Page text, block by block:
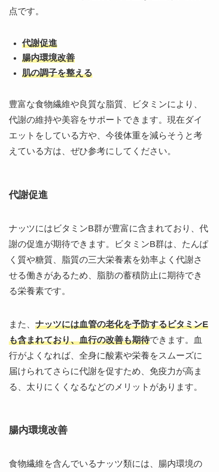
点です。
代謝促進
腸内環境改善
肌の調子を整える
豊富な食物繊維や良質な脂質、ビタミンにより、
代謝の維持や美容をサポートできます。現在ダイ
エットをしている方や、今後体重を減らそうと考
えている方は、ぜひ参考にしてください。
代謝促進
ナッツにはビタミンB群が豊富に含まれており、代
謝の促進が期待できます。ビタミンB群は、たんぱ
く質や糖質、脂質の三大栄養素を効率よく代謝さ
せる働きがあるため、脂肪の蓄積防止に期待でき
る栄養素です。
また、 ナッツには血管の老化を予防するビタミンE
も含まれており、血行の改善も期待できます。血
行がよくなれば、全身に酸素や栄養をスムーズに
届けられてさらに代謝を促すため、免疫力が高ま
る、太りにくくなるなどのメリットがあります。
腸内環境改善
食物繊維を含んでいるナッツ類には、腸内環境の